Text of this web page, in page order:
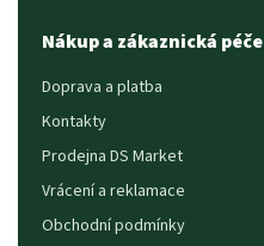
Nákup a zákaznická péče
Doprava a platba
Kontakty
Prodejna DS Market
Vrácení a reklamace
Obchodní podmínky